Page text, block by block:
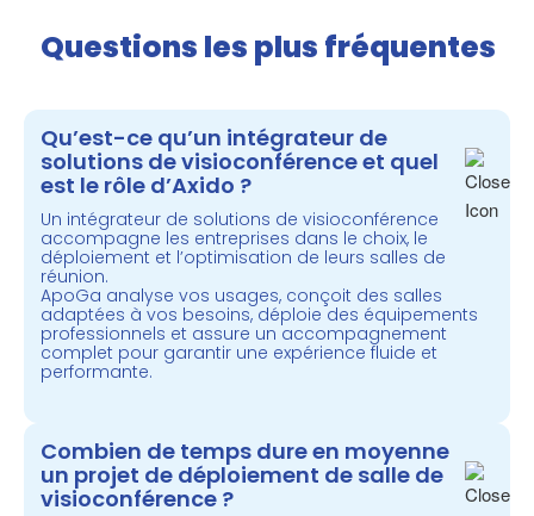
Questions les plus fréquentes
Qu’est-ce qu’un intégrateur de
solutions de visioconférence et quel
est le rôle d’Axido ?
Un intégrateur de solutions de visioconférence
accompagne les entreprises dans le choix, le
déploiement et l’optimisation de leurs salles de
réunion.
ApoGa analyse vos usages, conçoit des salles
adaptées à vos besoins, déploie des équipements
professionnels et assure un accompagnement
complet pour garantir une expérience fluide et
performante.
Combien de temps dure en moyenne
un projet de déploiement de salle de
visioconférence ?